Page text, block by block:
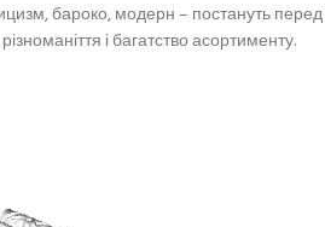
бароко, модерн – постануть
і багатство асортименту.